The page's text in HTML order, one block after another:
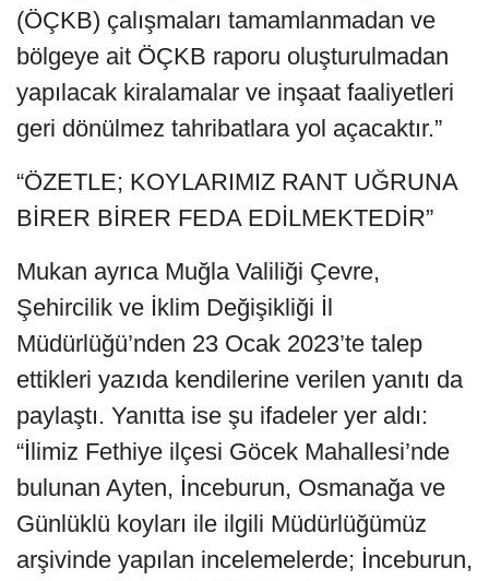
(ÖÇKB) çalışmaları tamamlanmadan ve
bölgeye ait ÖÇKB raporu oluşturulmadan
yapılacak kiralamalar ve inşaat faaliyetleri
geri dönülmez tahribatlara yol açacaktır.”
“ÖZETLE; KOYLARIMIZ RANT UĞRUNA
BİRER BİRER FEDA EDİLMEKTEDİR”
Mukan ayrıca Muğla Valiliği Çevre,
Şehircilik ve İklim Değişikliği İl
Müdürlüğü’nden 23 Ocak 2023’te talep
ettikleri yazıda kendilerine verilen yanıtı da
paylaştı. Yanıtta ise şu ifadeler yer aldı:
“İlimiz Fethiye ilçesi Göcek Mahallesi’nde
bulunan Ayten, İnceburun, Osmanağa ve
Günlüklü koyları ile ilgili Müdürlüğümüz
arşivinde yapılan incelemelerde; İnceburun,